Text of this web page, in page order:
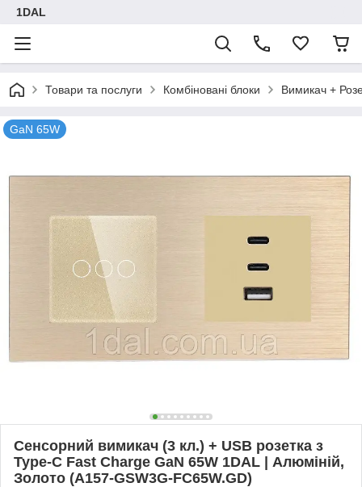
1DAL
Товари та послуги Комбіновані блоки Вимикач +
GaN 65W
Сенсорний вимикач (3 кл.) + USB розетка з
Type-C Fast Charge GaN 65W 1DAL | Алюміній,
Золото (A157-GSW3G-FC65W.GD)